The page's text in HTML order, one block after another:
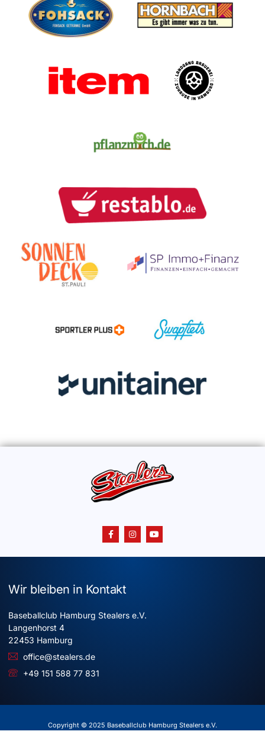
Wir bleiben in Kontakt
Baseballclub Hamburg Stealers e.V.
Langenhorst 4
22453 Hamburg
office@stealers.de
+49 151 588 77 831
Copyright © 2025 Baseballclub Hamburg Stealers e.V.